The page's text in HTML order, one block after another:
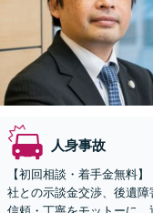
人身事故
【初回相談・着手金無料
社との示談金交渉、後遺障